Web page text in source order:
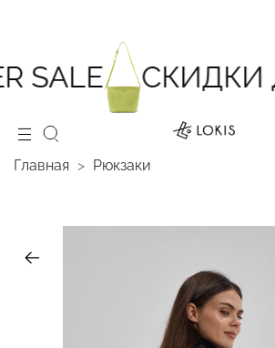
SALE СКИДКИ
Главная Рюкзаки